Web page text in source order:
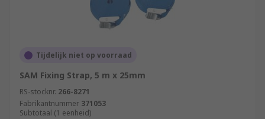
Tijdelijk niet op voorraad
SAM Fixing Strap, 5 m x 25mm
RS-stocknr. 266-8271
Fabrikantnummer 371053
Subtotaal (1 eenheid)